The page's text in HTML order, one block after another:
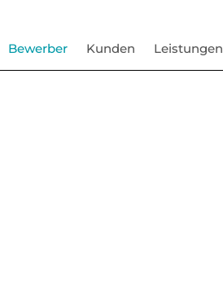
Bewerber Kunden Leistungen